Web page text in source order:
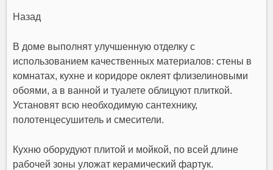
Назад
В доме выполнят улучшенную отделку с
использованием качественных материалов: стены в
комнатах, кухне и коридоре оклеят флизелиновыми
обоями, а в ванной и туалете облицуют плиткой.
Установят всю необходимую сантехнику,
полотенцесушитель и смесители.
Кухню оборудуют плитой и мойкой, по всей длине
рабочей зоны уложат керамический фартук.